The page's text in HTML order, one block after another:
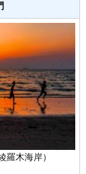
羅木海岸）